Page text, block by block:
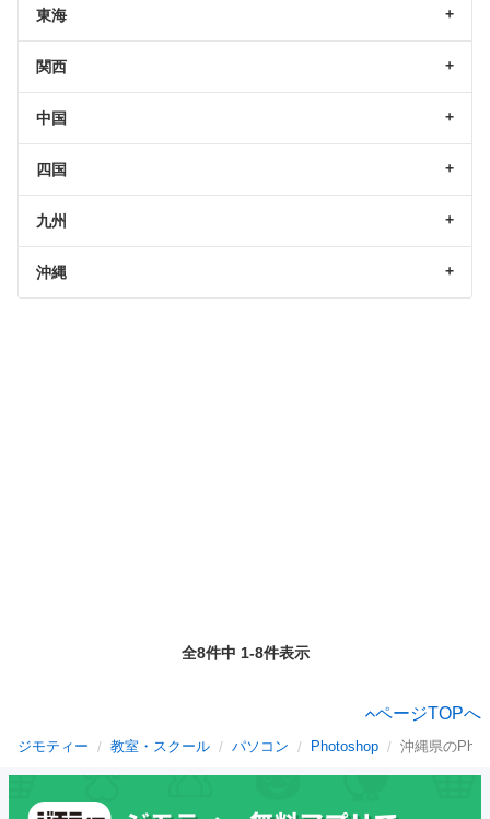
東海
関西
中国
四国
九州
沖縄
全8件中 1-8件表示
ページTOPへ
ジモティー 教室・スクール パソコン Photoshop 沖縄県の